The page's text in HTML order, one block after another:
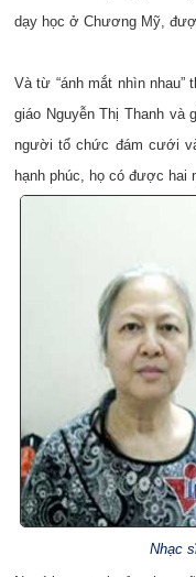
dạy học ở Chương Mỹ,
Và từ “ánh mắt nhìn
giáo Nguyễn Thị Thanh và
người tổ chức đám cưới
hạnh phúc, họ có được hai
Nhạc